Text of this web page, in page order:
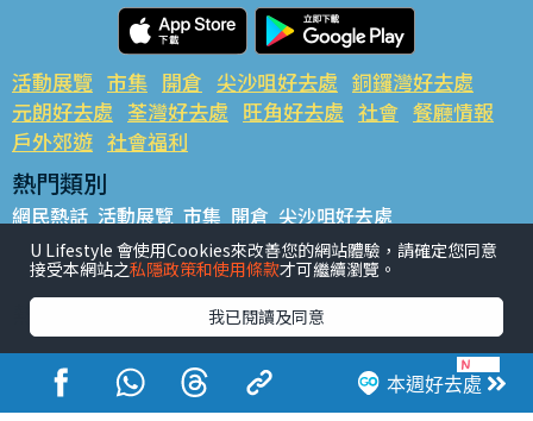
本週好去處
活動展覽 市集 開倉 尖沙咀好去處 銅鑼灣好去處
元朗好去處 荃灣好去處 旺角好去處 社會 餐廳情報
戶外郊遊 社會福利
熱門類別
網民熱話 活動展覽 市集 開倉 尖沙咀好去處
銅鑼灣好去處 元朗好去處 荃灣好去處 旺角好去處 社會
餐廳情報 戶外郊遊
熱門標籤
#UGO搵好去處 #人氣活動推介 #美食社群熱話
#親子玩樂好去處
#ULifestyle應用程式
#限時搶
#UJetso禮物放送
#ULifestyle商戶中心 #著數 #網絡熱話
U Lifestyle 會使用Cookies來改善您的網站體驗，請確定您同意
接受本網站之私隱政策和使用條款才可繼續瀏覽。
我已閱讀及同意